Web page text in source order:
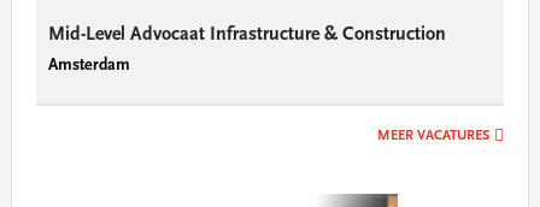
Mid-Level Advocaat Infrastructure & Construction
Amsterdam
MEER VACATURES